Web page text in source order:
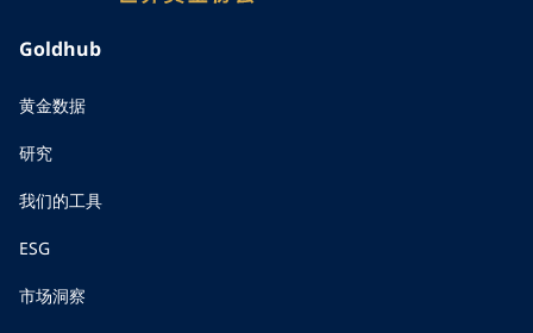
Goldhub
黄金数据
研究
我们的工具
ESG
市场洞察